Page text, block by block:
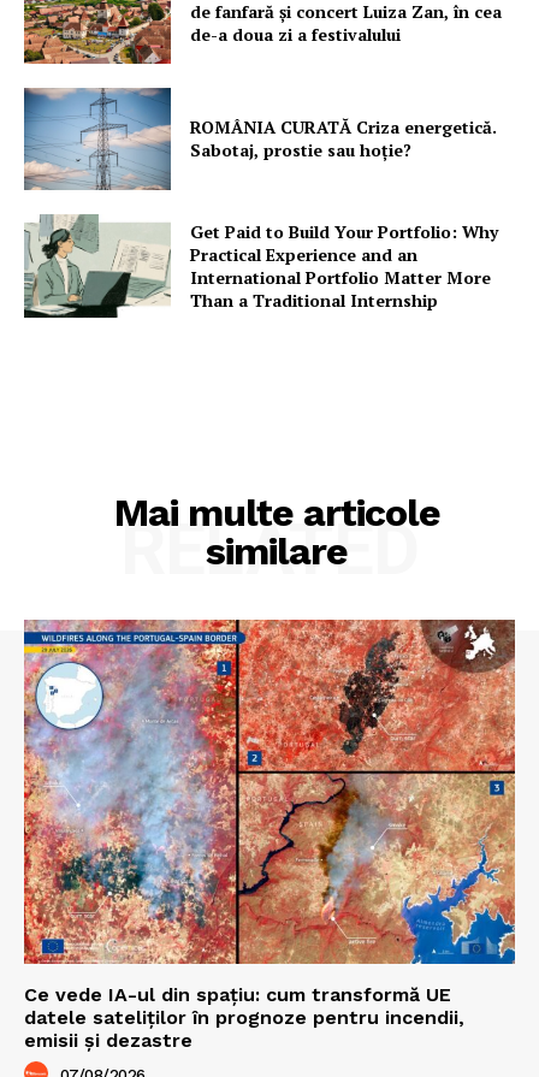
Rețea
Contact
de fanfară şi concert Luiza Zan, în cea
de-a doua zi a festivalului
ROMÂNIA CURATĂ Criza energetică.
Sabotaj, prostie sau hoție?
Get Paid to Build Your Portfolio: Why
Practical Experience and an
International Portfolio Matter More
Than a Traditional Internship
Mai multe articole
similare
RELATED
Ce vede IA-ul din spațiu: cum transformă UE
datele sateliților în prognoze pentru incendii,
emisii și dezastre